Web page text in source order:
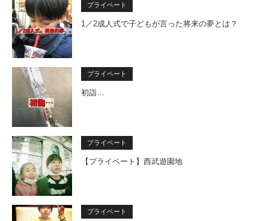
プライベート
1／2成人式で子どもが言った将来の夢とは？
プライベート
初詣…
プライベート
【プライベート】西武遊園地
プライベート